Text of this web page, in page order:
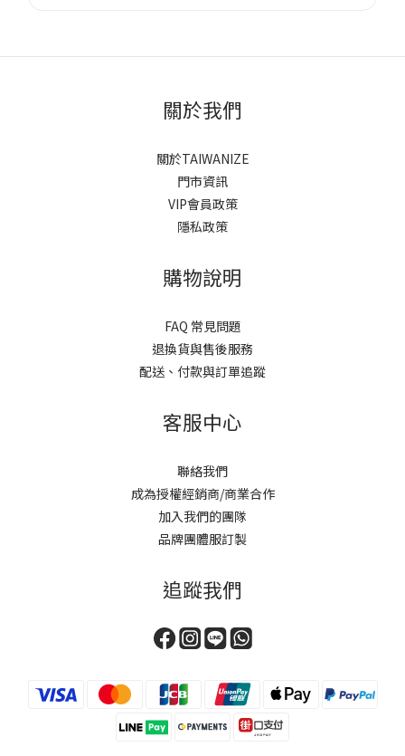
關於我們
關於TAIWANIZE
門市資訊
VIP會員政策
隱私政策
購物說明
FAQ 常見問題
退換貨與售後服務
配送、付款與訂單追蹤
客服中心
聯絡我們
成為授權經銷商/商業合作
加入我們的團隊
品牌團體服訂製
追蹤我們